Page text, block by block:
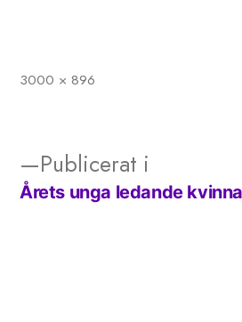
Full
3000 × 896
Publicerat i
Årets unga ledande kvinna